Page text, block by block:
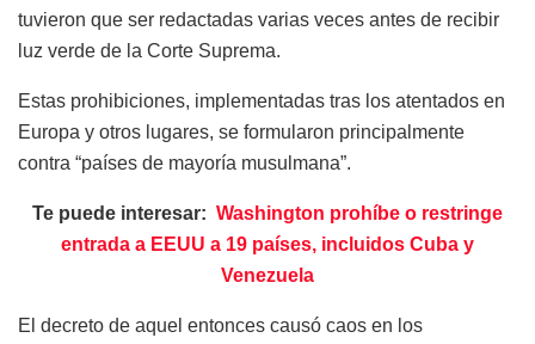
tuvieron que ser redactadas varias veces antes de recibir
luz verde de la Corte Suprema.
Estas prohibiciones, implementadas tras los atentados en
Europa y otros lugares, se formularon principalmente
contra “países de mayoría musulmana”.
Te puede interesar: Washington prohíbe o restringe
entrada a EEUU a 19 países, incluidos Cuba y
Venezuela
El decreto de aquel entonces causó caos en los